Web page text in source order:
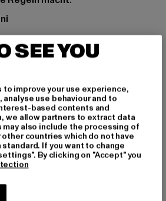
baltic sea
90% Polyester, 10%
|help@sergiotacchini.com
975 Terre de Granace | 13400
SEE YOU
improve your use experience,
use behaviour and to
based contents and
we allow partners to extract data
also include the processing of
other countries which do not have
If you want to change
By clicking on "Accept" you